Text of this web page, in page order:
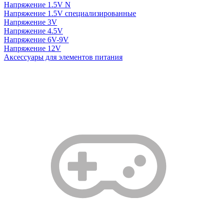
Напряжение 1.5V N
Напряжение 1.5V специализированные
Напряжение 3V
Напряжение 4.5V
Напряжение 6V-9V
Напряжение 12V
Аксессуары для элементов питания